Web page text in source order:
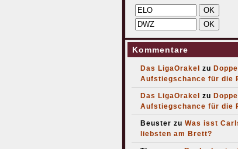
Kommentare
Das LigaOrakel zu
Aufstiegschance für die
Das LigaOrakel zu
Aufstiegschance für die
Beuster zu Was isst
liebsten am Brett?